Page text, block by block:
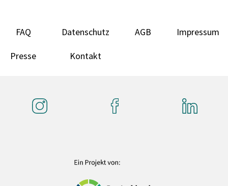
FAQ Datenschutz AGB Impressum
Presse Kontakt